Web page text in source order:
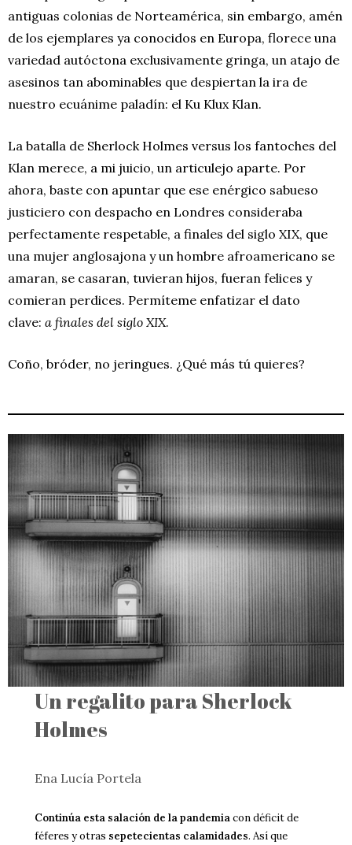
antiguas colonias de Norteamérica, sin embargo, amén
de los ejemplares ya conocidos en Europa, florece una
variedad autóctona exclusivamente gringa, un atajo de
asesinos tan abominables que despiertan la ira de
nuestro ecuánime paladín: el Ku Klux Klan.
La batalla de Sherlock Holmes versus los fantoches del
Klan merece, a mi juicio, un articulejo aparte. Por
ahora, baste con apuntar que ese enérgico sabueso
justiciero con despacho en Londres consideraba
perfectamente respetable, a finales del siglo XIX, que
una mujer anglosajona y un hombre afroamericano se
amaran, se casaran, tuvieran hijos, fueran felices y
comieran perdices. Permíteme enfatizar el dato
clave: a finales del siglo XIX.
Coño, bróder, no jeringues. ¿Qué más tú quieres?
Un regalito para Sherlock
Holmes
Ena Lucía Portela
Continúa esta salación de la pandemiacon déficit de
féferes y otras sepetecientas calamidades. Así que